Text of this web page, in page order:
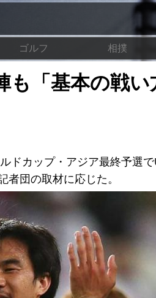
ゴルフ 相撲
も「基本の戦
ドカップ・アジア最終予選
団の取材に応じた。